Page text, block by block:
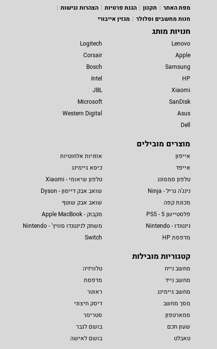
מפת האתר
תקנון הגנת פרטיות
הצהרות נגישות
חנות מחשבים וסלולר
מגזין אייבורי
חנויות מותג
Lenovo
Apple
Samsung
HP
Xiaomi
SanDisk
Asus
Dell
Logitech
Corsair
Bosch
Intel
JBL
Microsoft
Western Digital
מוצרים מובילים
אייפון
אייפד
טלפון סמסונג
נינג'ה גריל - Ninja
מכונת קפה
פלסטיישן 5 - PS5
נינטנדו - Nintendo
מדפסת HP
אוזניות אלחוטיות
כיסא גיימינג
טלפון שיאומי - Xiaomi
שואב אבק דייסון - Dyson
שואב אבק שוטף
מקבוק - Apple MacBook
משחק לנינטנדו סוויץ' - Nintendo
Switch
קטגוריות מובילות
מחשב נייח
מחשב נייד
מחשב גיימינג
מסך מחשב
סמארטפון
שעון חכם
טאבלט
טלוויזיה
מדפסת
ראוטר
דיסק חיצוני
סטרימר
בושם לגבר
בושם לאישה